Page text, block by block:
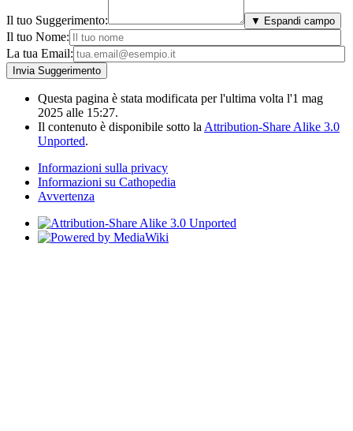
Il tuo Suggerimento: ▼ Espandi campo
Il tuo Nome:
La tua Email:
Questa pagina è stata modificata per l'ultima volta l'1 mag
2025 alle 15:27.
Il contenuto è disponibile sotto la Attribution-Share Alike 3.0
Unported.
Informazioni sulla privacy
Informazioni su Cathopedia
Avvertenza